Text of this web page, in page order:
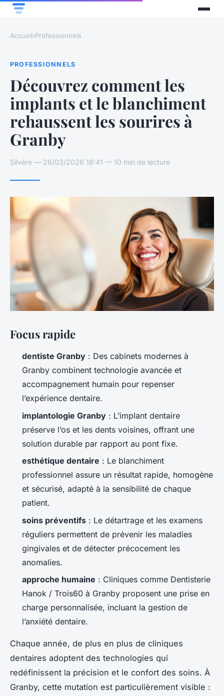
Accueil›Professionnels
PROFESSIONNELS
Découvrez comment les
implants et le blanchiment
rehaussent les sourires à
Granby
Silvère — 26/03/2026 18:41 — 10 min de lecture
Focus rapide
dentiste Granby : Des cabinets modernes à
Granby combinent technologie avancée et
accompagnement humain pour repenser
l’expérience dentaire.
implantologie Granby : L’implant dentaire
préserve l’os et les dents voisines, offrant une
solution durable par rapport au pont fixe.
esthétique dentaire : Le blanchiment
professionnel assure un résultat rapide, homogène
et sécurisé, adapté à la sensibilité de chaque
patient.
soins préventifs : Le détartrage et les examens
réguliers permettent de prévenir les maladies
gingivales et de détecter précocement les
anomalies.
approche humaine : Cliniques comme Dentisterie
Hanok / Trois60 à Granby proposent une prise en
charge personnalisée, incluant la gestion de
l’anxiété dentaire.
Chaque année, de plus en plus de cliniques
dentaires adoptent des technologies qui
redéfinissent la précision et le confort des soins. À
Granby, cette mutation est particulièrement visible :